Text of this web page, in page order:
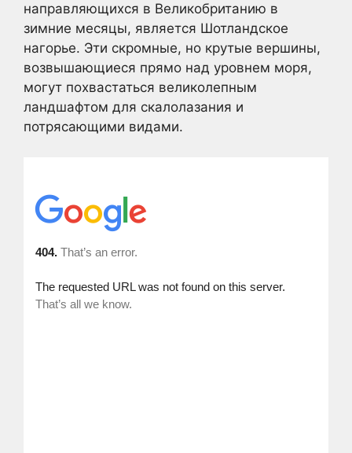
направляющихся в Великобританию в
зимние месяцы, является Шотландское
нагорье. Эти скромные, но крутые вершины,
возвышающиеся прямо над уровнем моря,
могут похвастаться великолепным
ландшафтом для скалолазания и
потрясающими видами.